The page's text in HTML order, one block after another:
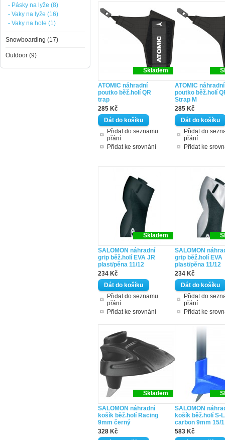
Skladem
ATOMIC náhradní
poutko běž.holí QR
trap
285 Kč
Přidat do seznamu
přání
Přidat ke srovnání
ATOMIC náhradní
poutko běž.holí
Strap M
285 Kč
Přidat do
přání
Přidat ke
Skladem
SALOMON náhradní
grip běž.holí EVA JR
plast/pěna 11/12
234 Kč
Přidat do seznamu
přání
Přidat ke srovnání
SALOMON
grip běž.holí EVA
plast/pěna 11/12
234 Kč
Přidat do
přání
Přidat ke
Skladem
SALOMON náhradní
košík běž.holí Racing
9mm černý
328 Kč
SALOMON
košík běž.holí S-
carbon 9mm 15/1
583 Kč
- Pásky na lyže (8)
- Vaky na lyže (16)
- Vaky na hole (1)
Snowboarding (17)
Outdoor (9)